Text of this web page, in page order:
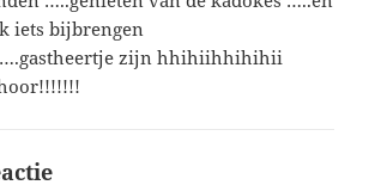
iets bijbrengen
zijn hhihiihhihihii